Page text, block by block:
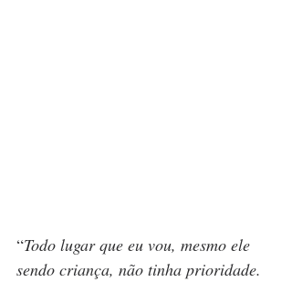
“Todo lugar que eu vou, mesmo ele
sendo criança, não tinha prioridade.